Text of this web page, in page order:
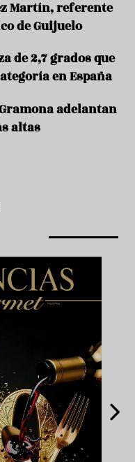
Martín, referente
de Guijuelo
de 2,7 grados que
en España
adelantan
altas